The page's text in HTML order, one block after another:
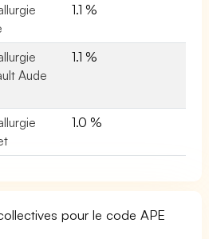
1.1 %
Aude
1.1 %
1.0 %
pour le code APE